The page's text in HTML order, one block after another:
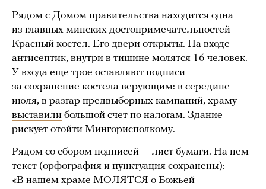
Рядом с Домом правительства находится одна
из главных минских достопримечательностей —
Красный костел. Его двери открыты. На входе
антисептик, внутри в тишине молятся 16 человек.
У входа еще трое оставляют подписи
за сохранение костела верующим: в середине
июля, в разгар предвыборных кампаний, храму
выставили большой счет по налогам. Здание
рискует отойти Мингорисполкому.
Рядом со сбором подписей — лист бумаги. На нем
текст (орфография и пунктуация сохранены):
«В нашем храме МОЛЯТСЯ о Божьей